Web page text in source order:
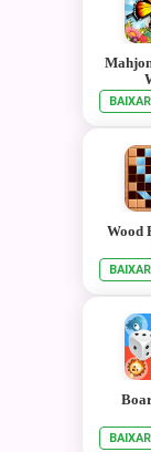
BAIXAR
Wood
BAIXAR
BAIXAR